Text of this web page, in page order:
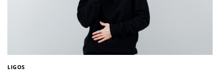
LIGOS